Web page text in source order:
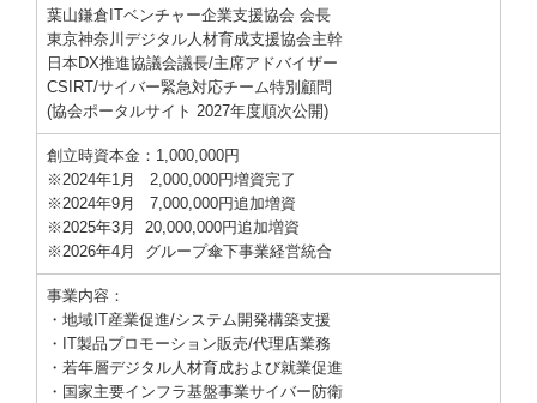
葉山鎌倉ITベンチャー企業支援協会 会長
東京神奈川デジタル人材育成支援協会主幹
日本DX推進協議会議長/主席アドバイザー
CSIRT/サイバー緊急対応チーム特別顧問
(協会ポータルサイト 2027年度順次公開)
創立時資本金： 1,000,000円
※2024年1月
2,000,000円増資完了
※2024年9月
7,000,000円追加増資
※2025年3月 20,000,000円追加増資
※2026年4月 グループ傘下事業経営統合
事業内容：
・地域IT産業促進/システム開発構築支援
・IT製品プロモーション販売/代理店業務
・若年層デジタル人材育成および就業促進
・国家主要インフラ基盤事業サイバー防衛